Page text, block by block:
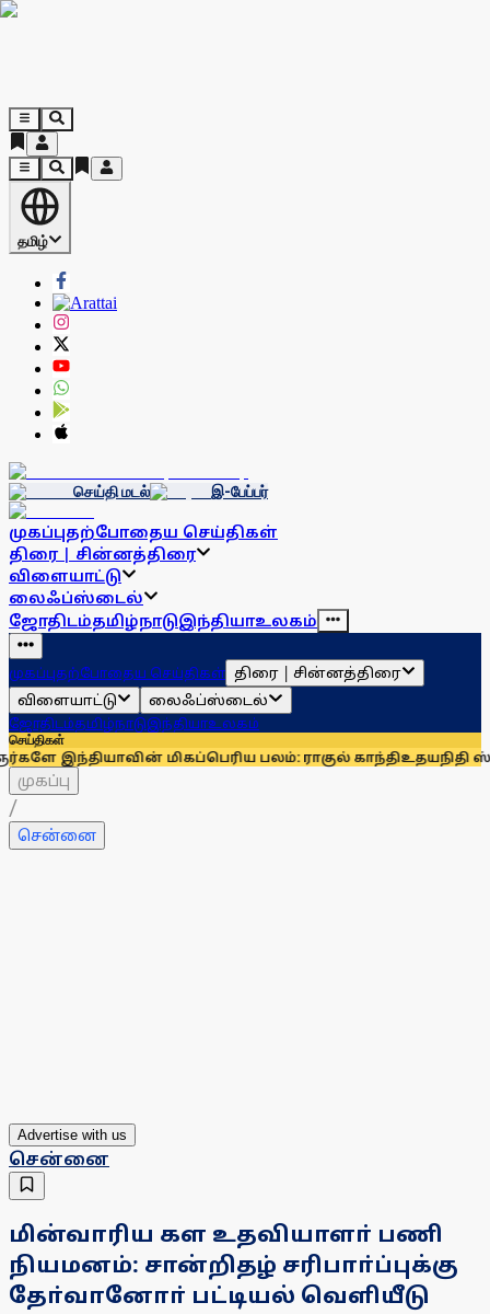
தமிழ்
செய்தி மடல் இ-பேப்பர்
முகப்புதற்போதைய செய்திகள்
திரை | சின்னத்திரை
விளையாட்டு
லைஃப்ஸ்டைல்
ஜோதிடம்தமிழ்நாடுஇந்தியாஉலகம்
முகப்புதற்போதைய செய்திகள் திரை | சின்னத்திரை
விளையாட்டு
லைஃப்ஸ்டைல்
ஜோதிடம்தமிழ்நாடுஇந்தியாஉலகம்
செய்திகள்
மிகப்பெரிய பலம்: ராகுல் காந்திஉதயநிதி ஸ்டாலினைச்
முகப்பு
/
சென்னை
Advertise with us
சென்னை
மின்வாரிய கள உதவியாளா் பணி
நியமனம்: சான்றிதழ் சரிபாா்ப்புக்கு
தோ்வானோா் பட்டியல் வெளியீடு